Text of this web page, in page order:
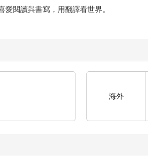
閱讀與書寫，用翻譯看世界。
海外